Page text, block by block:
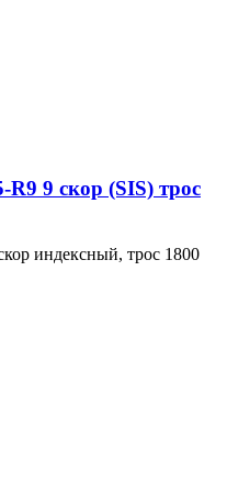
9 скор (SIS) трос
индексный, трос 1800